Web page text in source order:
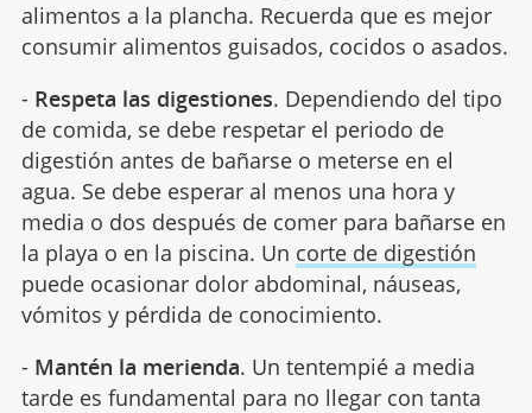
alimentos a la plancha. Recuerda que es mejor
consumir alimentos guisados, cocidos o asados.
- Respeta las digestiones. Dependiendo del tipo
de comida, se debe respetar el periodo de
digestión antes de bañarse o meterse en el
agua. Se debe esperar al menos una hora y
media o dos después de comer para bañarse en
la playa o en la piscina. Un corte de digestión
puede ocasionar dolor abdominal, náuseas,
vómitos y pérdida de conocimiento.
- Mantén la merienda. Un tentempié a media
tarde es fundamental para no llegar con tanta